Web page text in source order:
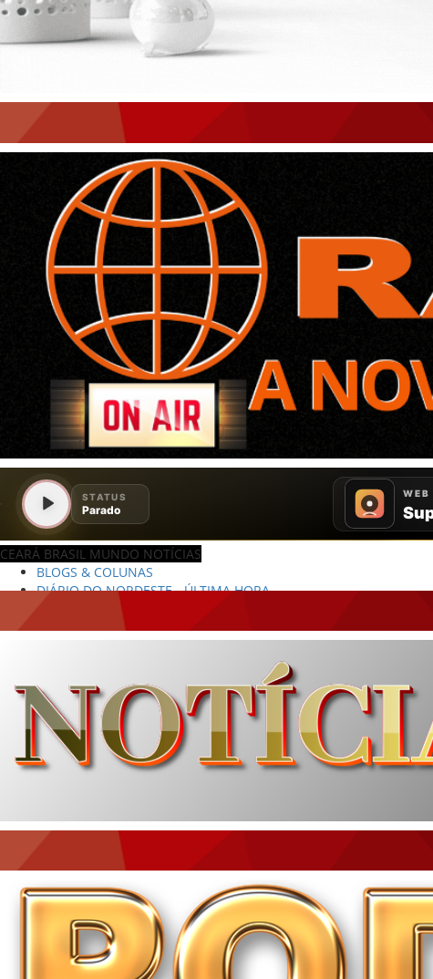
CEARÁ BRASIL MUNDO NOTÍCIAS
DIÁRIO DO NORDESTE - ÚLTIMA HORA
PODCAST - PONTO DE VISTA
BRASIL DE FATO - ÚLTIMAS NOTÍCIAS
NOTÍCIAS DESTAQUE DO DIA
BRASIL NOTÍCIAS
NOTÍCIAS TAMBÉM NA TELA
BRASIL MUNDO AO VIVO
O MUNDO É NOTÍCIA
CN7
JORNAL DO BRASIL
CNN BRASIL
NOTÍCIAS AO MINUTO
ACONTECEU...VIROU MANCHETE!
BLOGS & COLUNAS